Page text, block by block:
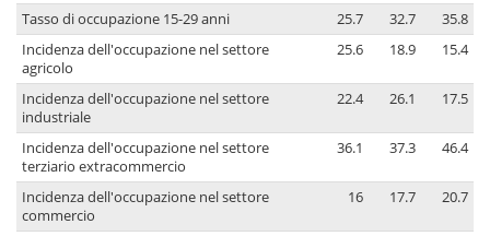
Tasso di occupazione 15-29 anni
25.7 32.7
35.8
Incidenza dell'occupazione nel settore
agricolo
25.6 18.9 15.4
Incidenza dell'occupazione nel settore
industriale
22.4 26.1 17.5
Incidenza dell'occupazione nel settore
terziario extracommercio
36.1 37.3 46.4
Incidenza dell'occupazione nel settore
commercio
16 17.7 20.7